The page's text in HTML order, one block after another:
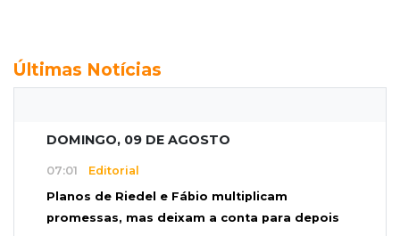
Últimas Notícias
DOMINGO, 09 DE AGOSTO
07:01 Editorial
Planos de Riedel e Fábio multiplicam
promessas, mas deixam a conta para depois